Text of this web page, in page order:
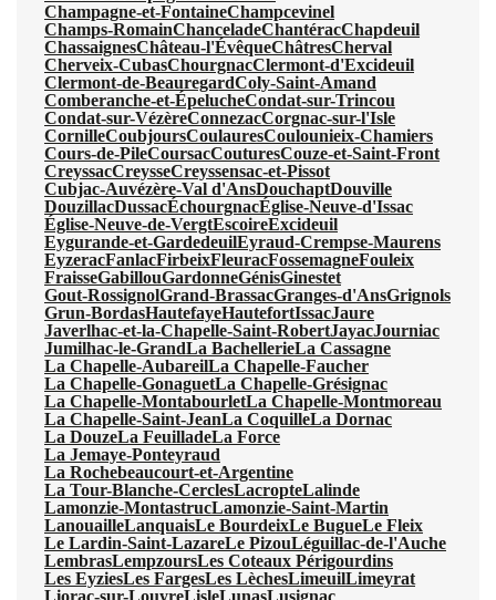
Champagne-et-FontaineChampcevinel
Champs-RomainChanceladeChantéracChapdeuil
ChassaignesChâteau-l'ÉvêqueChâtresCherval
Cherveix-CubasChourgnacClermont-d'Excideuil
Clermont-de-BeauregardColy-Saint-Amand
Comberanche-et-ÉpelucheCondat-sur-Trincou
Condat-sur-VézèreConnezacCorgnac-sur-l'Isle
CornilleCoubjoursCoulauresCoulounieix-Chamiers
Cours-de-PileCoursacCouturesCouze-et-Saint-Front
CreyssacCreysseCreyssensac-et-Pissot
Cubjac-Auvézère-Val d'AnsDouchaptDouville
DouzillacDussacÉchourgnacÉglise-Neuve-d'Issac
Église-Neuve-de-VergtEscoireExcideuil
Eygurande-et-GardedeuilEyraud-Crempse-Maurens
EyzeracFanlacFirbeixFleuracFossemagneFouleix
FraisseGabillouGardonneGénisGinestet
Gout-RossignolGrand-BrassacGranges-d'AnsGrignols
Grun-BordasHautefayeHautefortIssacJaure
Javerlhac-et-la-Chapelle-Saint-RobertJayacJourniac
Jumilhac-le-GrandLa BachellerieLa Cassagne
La Chapelle-AubareilLa Chapelle-Faucher
La Chapelle-GonaguetLa Chapelle-Grésignac
La Chapelle-MontabourletLa Chapelle-Montmoreau
La Chapelle-Saint-JeanLa CoquilleLa Dornac
La DouzeLa FeuilladeLa Force
La Jemaye-Ponteyraud
La Rochebeaucourt-et-Argentine
La Tour-Blanche-CerclesLacropteLalinde
Lamonzie-MontastrucLamonzie-Saint-Martin
LanouailleLanquaisLe BourdeixLe BugueLe Fleix
Le Lardin-Saint-LazareLe PizouLéguillac-de-l'Auche
LembrasLempzoursLes Coteaux Périgourdins
Les EyziesLes FargesLes LèchesLimeuilLimeyrat
Liorac-sur-LouyreLisleLunasLusignac